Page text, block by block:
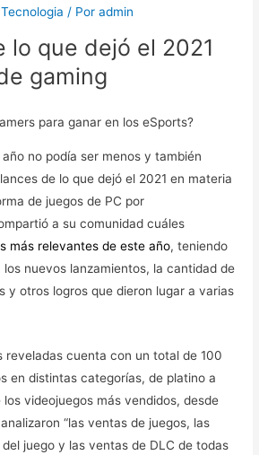
Tecnologia / Poradmin
lo que dejó el 2021
gaming
no podía ser menos y también
de lo que dejó el 2021 en materia
de juegos de PC por
a su comunidad cuáles
más relevantes de este año, teniendo
nuevos lanzamientos, la cantidad de
y otros logros que dieron lugar a varias
reveladas cuenta con un total de 100
en distintas categorías, de platino a
videojuegos más vendidos, desde
“las ventas de juegos, las
juego y las ventas de DLC de todas